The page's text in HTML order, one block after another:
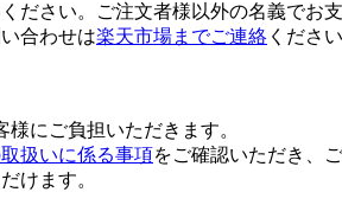
ださい。ご注文者様以外の名義でお
合わせは楽天市場までご連絡 ください
様にご負担いただきます。
扱いに係る事項をご確認いただき、
けます。